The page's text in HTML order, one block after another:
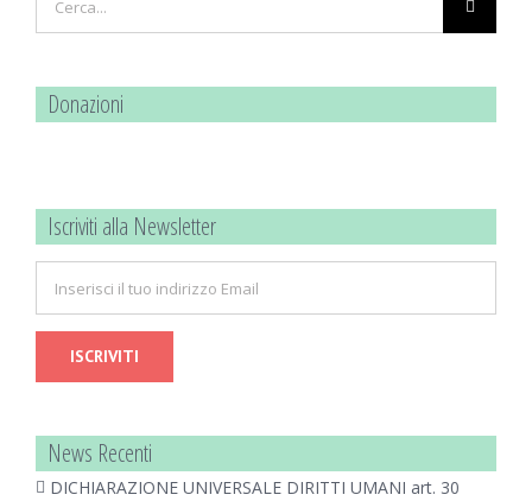
per:
Donazioni
Iscriviti alla Newsletter
News Recenti
DICHIARAZIONE UNIVERSALE DIRITTI UMANI art. 30